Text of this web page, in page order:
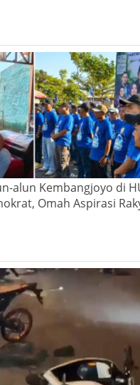
alun Kembangjoyo di
Omah Aspirasi